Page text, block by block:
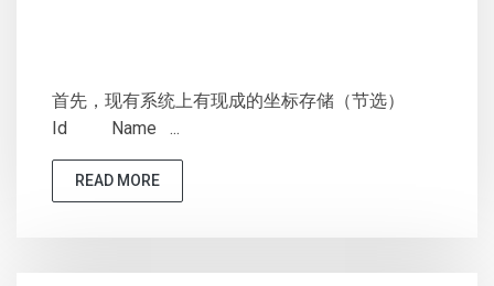
首先，现有系统上有现成的坐标存储（节选）
Id Name ...
READ MORE